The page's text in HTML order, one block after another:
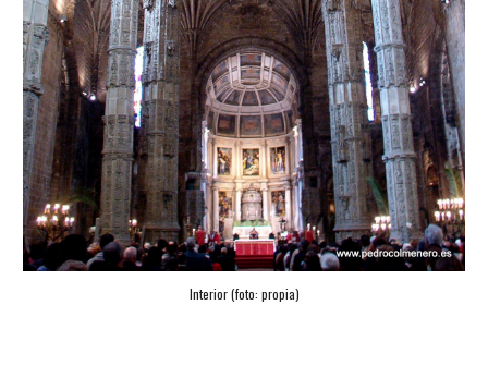
Interior (foto: propia)